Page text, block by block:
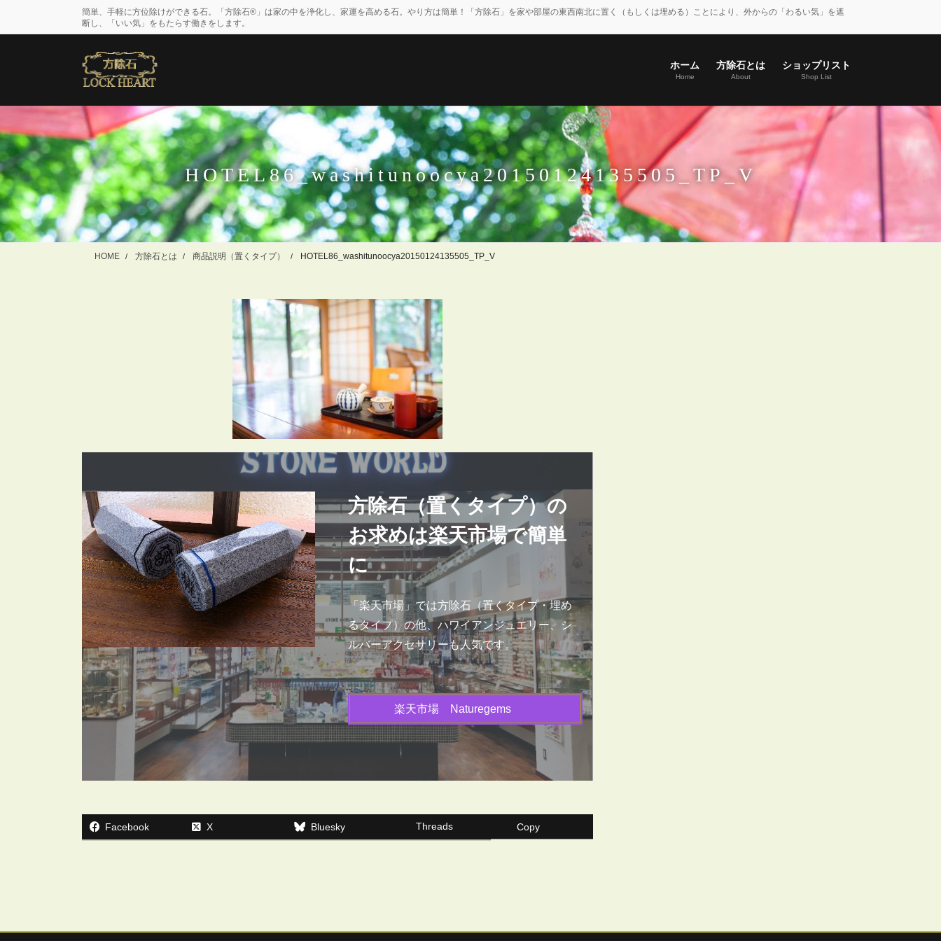
移
動
ン
に
移
動
簡単、手軽に方位除けができる石。「方除石®」は家の中を浄化し、家運を高める石。やり方は簡単！「方除石」を家や部屋の東西南北に置く（もしくは埋める）ことにより、外からの「わるい気」を遮
断し、「いい気」をもたらす働きをします。
ホーム
Home
方除石とは
About
ショップリスト
Shop List
HOTEL86_washitunoocya20150124135505_TP_V
HOME 方除石とは 商品説明（置くタイプ） HOTEL86_washitunoocya20150124135505_TP_V
方除石（置くタイプ）の
お求めは楽天市場で簡単
に
「楽天市場」では方除石（置くタイプ・埋め
るタイプ）の他、ハワイアンジュエリー、シ
ルバーアクセサリーも人気です。
楽天市場 Naturegems
Facebook X Bluesky Threads Copy